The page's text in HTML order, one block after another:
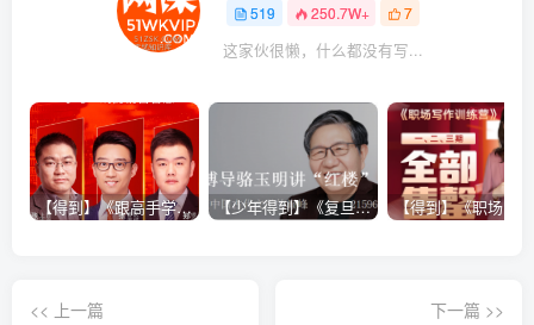
519 250.7W+ 7
这家伙很懒，什么都没有写...
【得到】《跟高手学销售系列课》 【少年得到】《复旦博导骆玉明讲“红楼”》
<< 上一篇
下一篇 >>